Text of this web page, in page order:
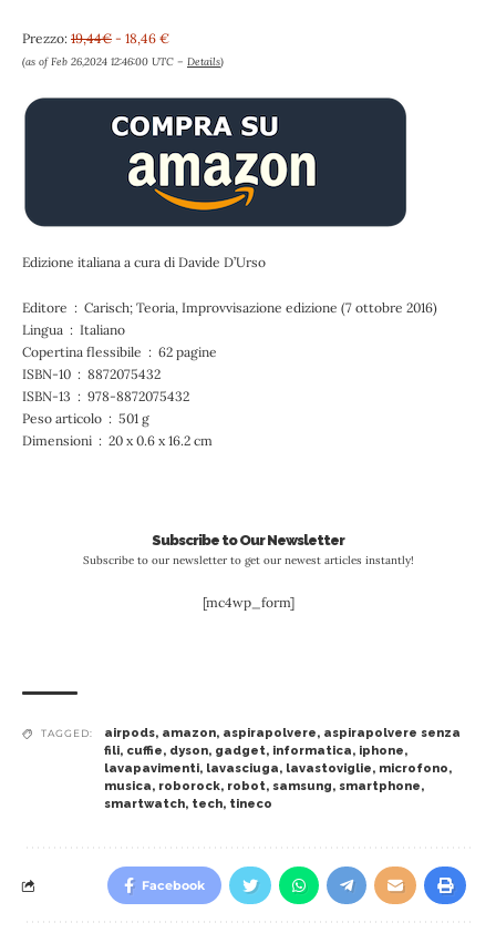
Prezzo: 19,44€ - 18,46 €
(as of Feb 26,2024 12:46:00 UTC – Details)
Edizione italiana a cura di Davide D’Urso
Editore ‏ : ‎ Carisch; Teoria, Improvvisazione edizione (7 ottobre 2016)
Lingua ‏ : ‎ Italiano
Copertina flessibile ‏ : ‎ 62 pagine
ISBN-10 ‏ : ‎ 8872075432
ISBN-13 ‏ : ‎ 978-8872075432
Peso articolo ‏ : ‎ 501 g
Dimensioni ‏ : ‎ 20 x 0.6 x 16.2 cm
Subscribe to Our Newsletter
Subscribe to our newsletter to get our newest articles instantly!
[mc4wp_form]
TAGGED: airpods, amazon, aspirapolvere, aspirapolvere senza
fili, cuffie, dyson, gadget, informatica, iphone,
lavapavimenti, lavasciuga, lavastoviglie, microfono,
musica, roborock, robot, samsung, smartphone,
smartwatch, tech, tineco
Facebook